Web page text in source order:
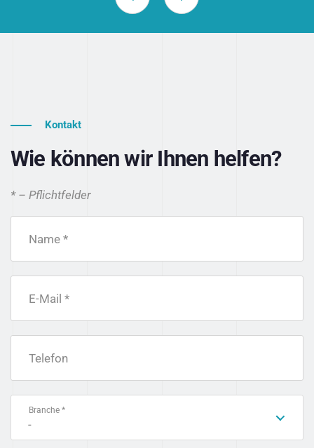
Kontakt
Wie können wir Ihnen helfen?
* – Pflichtfelder
Name *
E-Mail *
Telefon
Branche *
-